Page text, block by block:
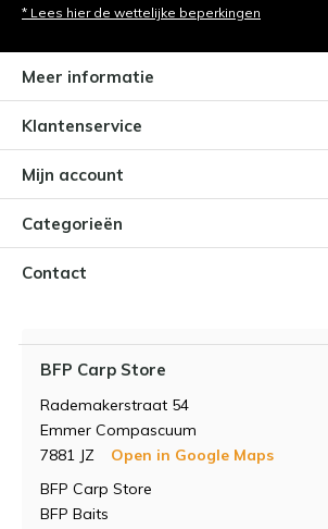
* Lees hier de wettelijke beperkingen
Meer informatie
Klantenservice
Mijn account
Categorieën
Contact
BFP Carp Store
Rademakerstraat 54
Emmer Compascuum
7881 JZ
Open in Google Maps
BFP Carp Store
BFP Baits